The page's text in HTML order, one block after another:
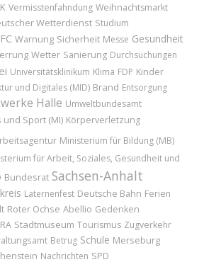
Vermisstenfahndung Weihnachtsmarkt
Wetterdienst Studium
Warnung Sicherheit Messe Gesundheit
Wetter Sanierung Durchsuchungen
Universitätsklinikum Klima FDP Kinder
und Digitales (MID) Brand Entsorgung
Halle Umweltbundesamt
Sport (MI) Körperverletzung
Ministerium für Bildung (MB)
für Arbeit, Soziales, Gesundheit und
Bundesrat Sachsen-Anhalt
Laternenfest Deutsche Bahn Ferien
Roter Ochse Abellio Gedenken
Stadtmuseum Tourismus Zugverkehr
Betrug Schule Merseburg
Nachrichten SPD